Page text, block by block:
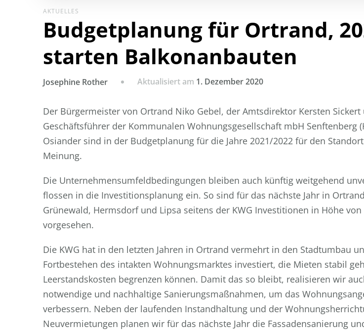
AKTUELLES
Budgetplanung für Ortrand,
starten Balkonanbauten
Josephine Rother Aktualisiert am 1. Dezember 2020
Der Bürgermeister von Ortrand Niko Gebel, der Amtsdirektor Kersten Sickert
Geschäftsführer der Kommunalen Wohnungsgesellschaft mbH Senftenberg
Osiander sind in der Budgetplanung für die Jahre 2021/2022 für den
Meinung.
Die Unternehmensumfeldbedingungen bleiben auch künftig weitgehend
flossen in die Investitionsplanung ein. So sind für das nächste Jahr in
Grünewald, Hermsdorf und Lipsa seitens der KWG Investitionen in Höhe von
vorgesehen.
Die KWG hat in den letzten Jahren in Ortrand vermehrt in den Stadtumbau
Fortbestehen des intakten Wohnungsmarktes investiert, die Mieten stabil
Leerstandskosten begrenzen können. Damit das so bleibt, realisieren wir
notwendige und nachhaltige Sanierungsmaßnahmen, um das
verbessern. Neben der laufenden Instandhaltung und der
Neuvermietungen planen wir für das nächste Jahr die Fassadensanierung